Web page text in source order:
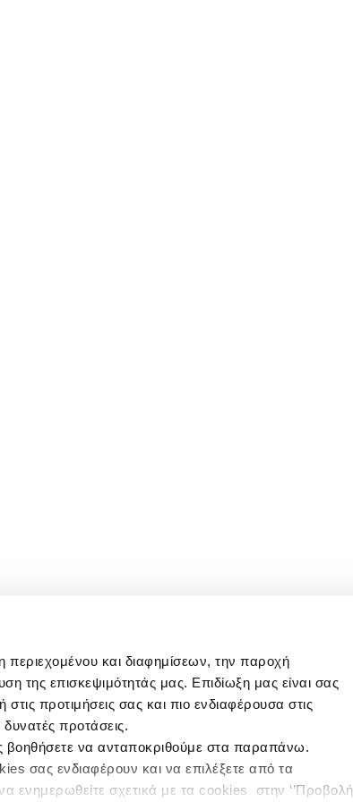
περιεχομένου και διαφημίσεων, την παροχή
της επισκεψιμότητάς μας. Επιδίωξη μας είναι σας
προτιμήσεις σας και πιο ενδιαφέρουσα στις
προτάσεις.
βοηθήσετε να ανταποκριθούμε στα παραπάνω.
σας ενδιαφέρουν και να επιλέξετε από τα
να ενημερωθείτε σχετικά με τα cookies στην ‘’Προβολή